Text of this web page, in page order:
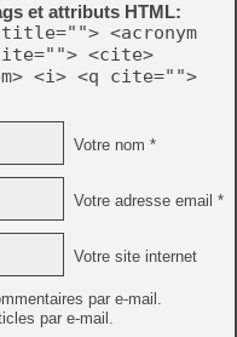
et attributs HTML:
<acronym
<cite>
<i> <q cite="">
Votre nom *
Votre adresse email *
Votre site internet
par e-mail.
par e-mail.